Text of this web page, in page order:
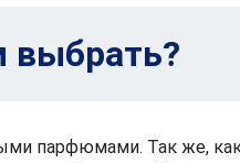
парфюмами. Так же,